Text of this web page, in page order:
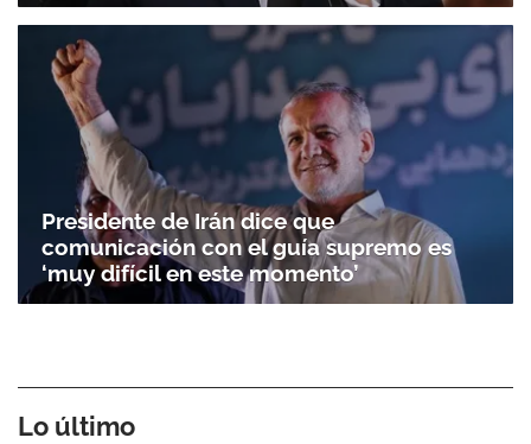
Presidente de Irán dice que
comunicación con el guía supremo es
‘muy difícil en este momento’
Lo último